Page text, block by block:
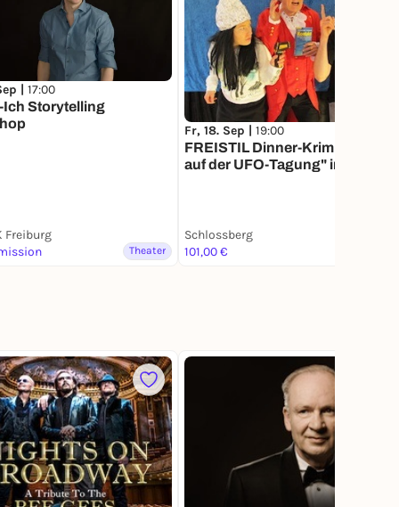
| 17:00
Ich Storytelling
Freiburg
Theater
Fr, 18. Sep | 19:00
FREISTIL Dinner-Krimi "Mord
auf der UFO-Tagung" im Dattler/
Schlossberg
101,00 €